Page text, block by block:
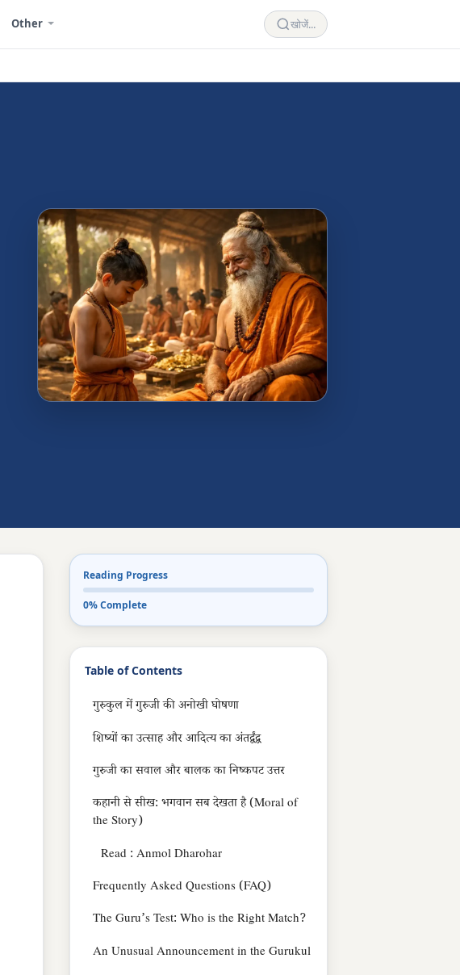
Other खोजें...
Reading Progress
0% Complete
Table of Contents
गुरुकुल में गुरुजी की अनोखी घोषणा
शिष्यों का उत्साह और आदित्य का अंतर्द्वंद्व
गुरुजी का सवाल और बालक का निष्कपट उत्तर
कहानी से सीख: भगवान सब देखता है (Moral of
the Story)
Read : Anmol Dharohar
Frequently Asked Questions (FAQ)
The Guru’s Test: Who is the Right Match?
An Unusual Announcement in the Gurukul